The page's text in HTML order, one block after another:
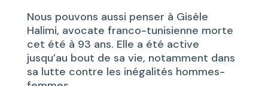
Nous pouvons aussi penser à Gisèle
Halimi, avocate franco-tunisienne morte
cet été à 93 ans. Elle a été active
jusqu’au bout de sa vie, notamment dans
sa lutte contre les inégalités hommes-